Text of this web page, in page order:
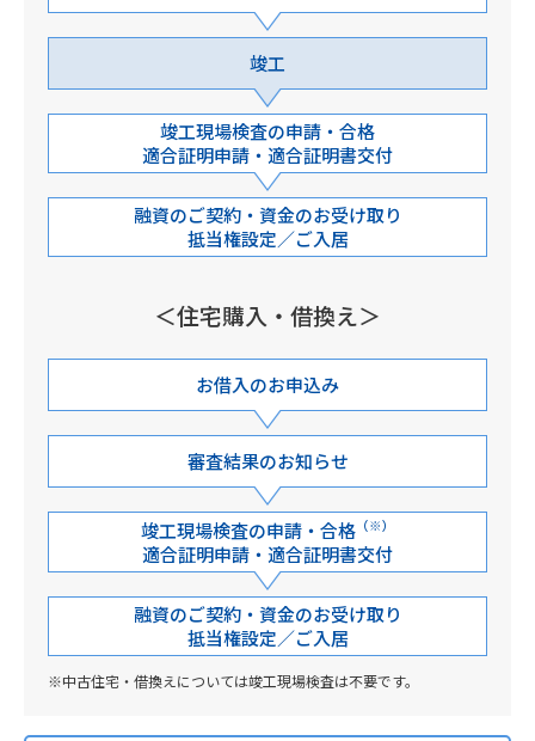
竣工
竣工現場検査の申請・合格
適合証明申請・適合証明書交付
融資のご契約・資金のお受け取り
抵当権設定／ご入居
＜住宅購入・借換え＞
お借入のお申込み
審査結果のお知らせ
竣工現場検査の申請・合格 （※）
適合証明申請・適合証明書交付
融資のご契約・資金のお受け取り
抵当権設定／ご入居
中古住宅・借換えについては竣工現場検査は不要です。